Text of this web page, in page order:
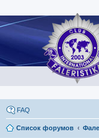
FAQ
Список форумов